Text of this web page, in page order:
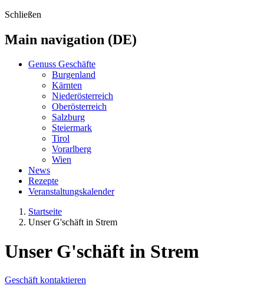
Schließen
Main navigation (DE)
Genuss Geschäfte
Burgenland
Kärnten
Niederösterreich
Oberösterreich
Salzburg
Steiermark
Tirol
Vorarlberg
Wien
News
Rezepte
Veranstaltungskalender
Startseite
Unser G'schäft in Strem
Unser G'schäft in Strem
Geschäft kontaktieren